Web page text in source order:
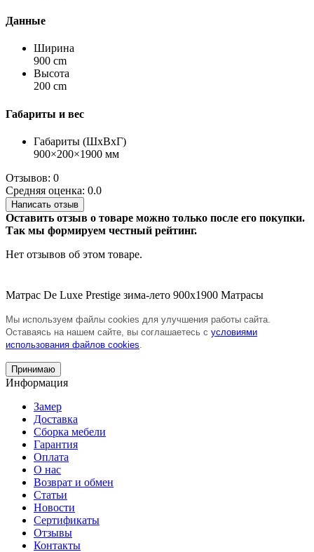
Данные
Ширина
900 cm
Высота
200 cm
Габариты и вес
Габариты (ШхВхГ)
900×200×1900 мм
Отзывов: 0
Средняя оценка: 0.0
Написать отзыв
Оставить отзыв о товаре можно только после его покупки.
Так мы формируем честный рейтинг.
Нет отзывов об этом товаре.
Матрас De Luxe Prestige зима-лето 900х1900 Матрасы
Мы используем файлы cookies для улучшения работы сайта.
Оставаясь на нашем сайте, вы соглашаетесь с условиями
использования файлов cookies.
Принимаю
Информация
Замер
Доставка
Сборка мебели
Гарантия
Оплата
О нас
Возврат и обмен
Статьи
Новости
Сертификаты
Отзывы
Контакты